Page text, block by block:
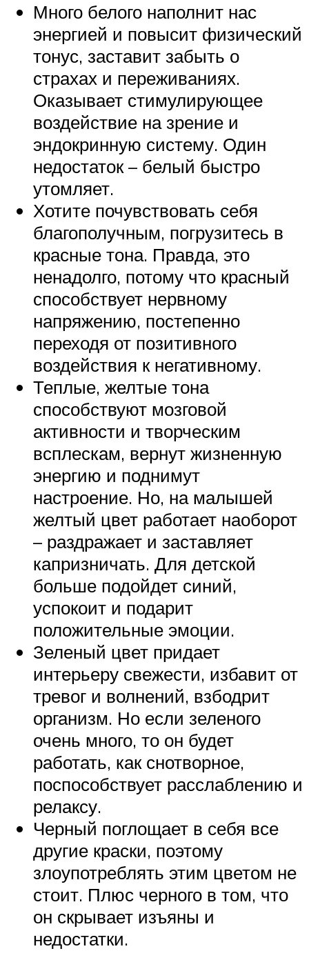
Много белого наполнит нас
энергией и повысит физический
тонус, заставит забыть о
страхах и переживаниях.
Оказывает стимулирующее
воздействие на зрение и
эндокринную систему. Один
недостаток – белый быстро
утомляет.
Хотите почувствовать себя
благополучным, погрузитесь в
красные тона. Правда, это
ненадолго, потому что красный
способствует нервному
напряжению, постепенно
переходя от позитивного
воздействия к негативному.
Теплые, желтые тона
способствуют мозговой
активности и творческим
всплескам, вернут жизненную
энергию и поднимут
настроение. Но, на малышей
желтый цвет работает наоборот
– раздражает и заставляет
капризничать. Для детской
больше подойдет синий,
успокоит и подарит
положительные эмоции.
Зеленый цвет придает
интерьеру свежести, избавит от
тревог и волнений, взбодрит
организм. Но если зеленого
очень много, то он будет
работать, как снотворное,
поспособствует расслаблению и
релаксу.
Черный поглощает в себя все
другие краски, поэтому
злоупотреблять этим цветом не
стоит. Плюс черного в том, что
он скрывает изъяны и
недостатки.